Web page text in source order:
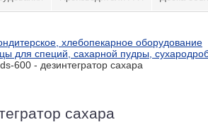
хлебопекарное оборудование
для специй, сахарной пудры,
ds-600 - дезинтегратор сахара
сахара